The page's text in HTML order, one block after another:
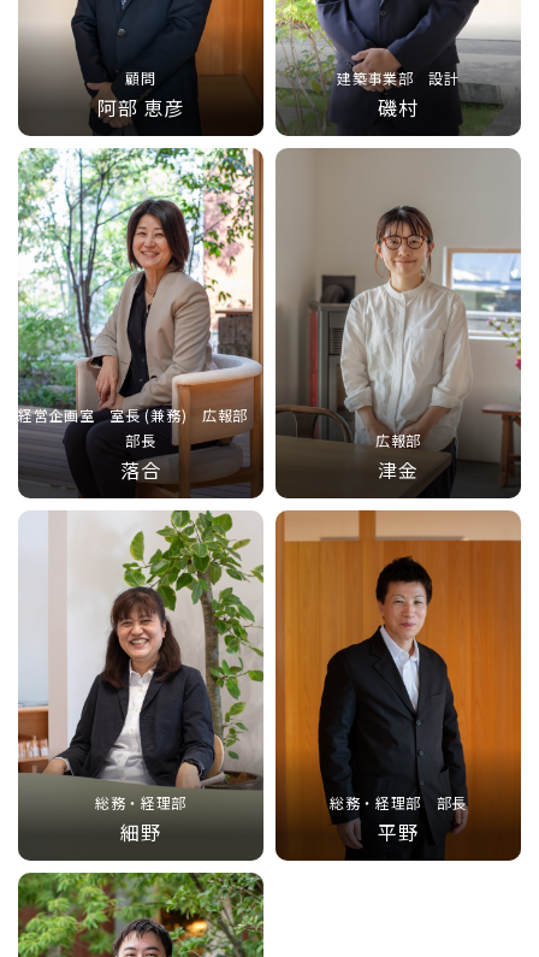
顧問
阿部 恵彦
建築事業部 設計
磯村
経営企画室 室長 (兼務) 広報部
部長
落合
広報部
津金
総務・経理部
細野
総務・経理部 部長
平野